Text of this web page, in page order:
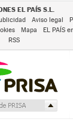
EL PAÍS S.L.
Aviso legal
Mapa EL PAÍS
RSS